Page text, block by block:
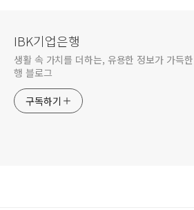
IBK기업은행
생활 속 가치를 더하는, 유용한 정보가 가득
행 블로그
구독하기